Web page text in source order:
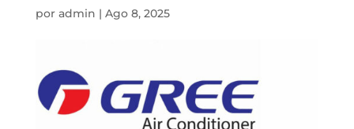
por admin | Ago 8, 2025